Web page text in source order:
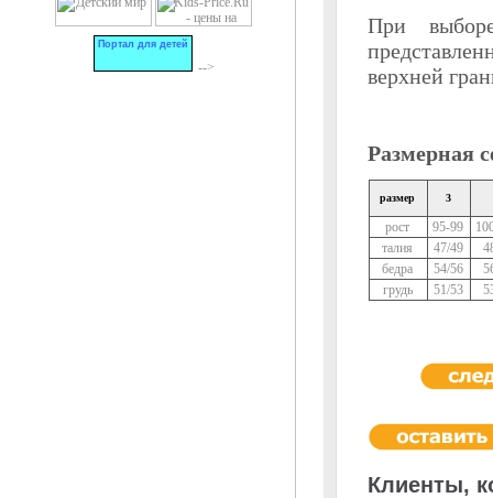
Портал для детей
-->
При
верхней
Размерная
размер 3
рост 95-99
талия
47/49
бедра
54/56
грудь
51/53
Клиенты,